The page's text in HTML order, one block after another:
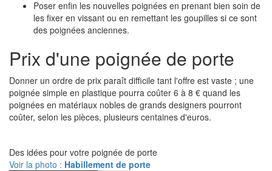
Poser enfin les nouvelles poignées en prenant bien soin de
les fixer en vissant ou en remettant les goupilles si ce sont
des poignées anciennes.
Prix d'une poignée de porte
Donner un ordre de prix paraît difficile tant l'offre est vaste ; une
poignée simple en plastique pourra coûter 6 à 8 € quand les
poignées en matériaux nobles de grands designers pourront
coûter, selon les pièces, plusieurs centaines d'euros.
Des idées pour votre poignée de porte
Voir la photo : Habillement de porte